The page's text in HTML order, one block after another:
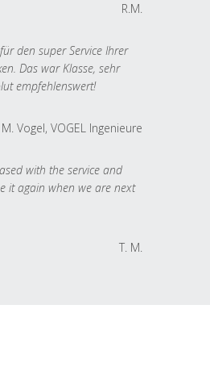
R.M.
den super Service Ihrer
Das war Klasse, sehr
empfehlenswert!
M. Vogel, VOGEL Ingenieure
with the service and
it again when we are next
T. M.